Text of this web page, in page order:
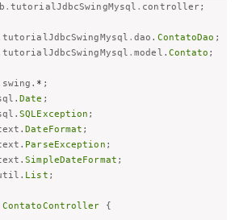
. tutorialJdbcSwingMysql . controller;
tutorialJdbcSwingMysql .dao . ContatoDao ;
tutorialJdbcSwingMysql .model . Contato ;
swing . * ;
.Date ;
.SQLException ;
.DateFormat ;
. ParseException ;
.SimpleDateFormat ;
. List ;
ContatoController {